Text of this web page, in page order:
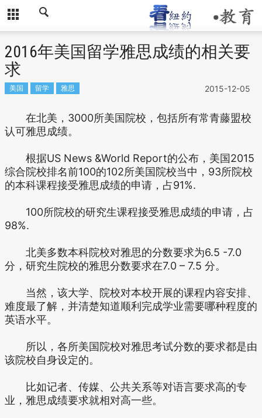
2016年美国留学雅思成绩的相关要
求
2015-12-05
美国 留学 雅思
在北美，3000所美国院校，包括所有常青藤盟校
认可雅思成绩。
根据US News &World Report的公布，美国2015
综合院校排名前100的102所美国院校当中，93所院校
的本科课程接受雅思成绩的申请，占91%.
100所院校的研究生课程接受雅思成绩的申请，占
98%.
北美多数本科院校对雅思的分数要求为6.5 -7.0
分，研究生院校的雅思分数要求在7.0 – 7.5 分。
当然，该大学、院校对本校开展的课程内容安排、
难度最了解，并清楚知道顺利完成学业需要哪种程度的
英语水平。
所以，各所美国院校对雅思考试分数的要求都是由
该院校自身设定的。
比如记者、传媒、公共关系等对语言要求高的专
业，雅思成绩要求就相对高一些。